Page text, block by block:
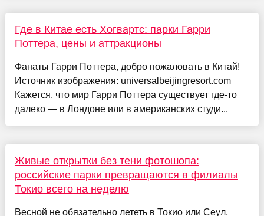
Где в Китае есть Хогвартс: парки Гарри
Поттера, цены и аттракционы
Фанаты Гарри Поттера, добро пожаловать в Китай!
Источник изображения: universalbeijingresort.com
Кажется, что мир Гарри Поттера существует где-то
далеко — в Лондоне или в американских студи...
Живые открытки без тени фотошопа:
российские парки превращаются в филиалы
Токио всего на неделю
Весной не обязательно лететь в Токио или Сеул,